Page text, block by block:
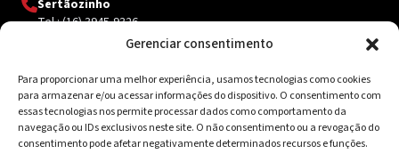
Gerenciar consentimento
Para proporcionar uma melhor experiência, usamos tecnologias como cookies
para armazenar e/ou acessar informações do dispositivo. O consentimento com
essas tecnologias nos permite processar dados como comportamento da
navegação ou IDs exclusivos neste site. O não consentimento ou a revogação do
consentimento pode afetar negativamente determinados recursos e funções.
Sertãozinho
Tel.: (16) 3945-9326
Contato
Av. Inácio Curi, 3340 Jardim Sanzovo CEP: 17.204-350
(14) 98159-0142